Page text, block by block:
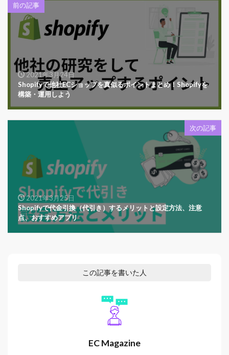
前の記事
2021年3月24日
Shopifyで他社ECショップを真似るポイントまとめ！Shopifyを
構築・運用しよう
次の記事
2021年3月25日
Shopifyで代金引換（代引き）するメリットと設定方法、注意
点、おすすめアプリ
この記事を書いた人
EC Magazine